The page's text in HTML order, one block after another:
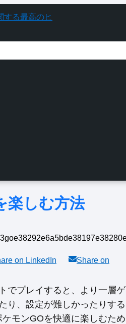
楽しむ方法
on LinkedIn
Share on
でプレイすると、より一層ゲ
り、設定が難しかったりする
モンGOを快適に楽しむため